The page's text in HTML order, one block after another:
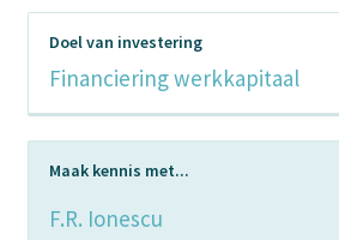
Doel van investering
Financiering werkkapitaal
Maak kennis met...
F.R. Ionescu